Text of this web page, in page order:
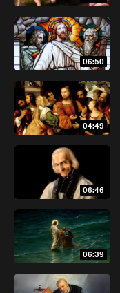
06:50
04:49
06:46
06:39